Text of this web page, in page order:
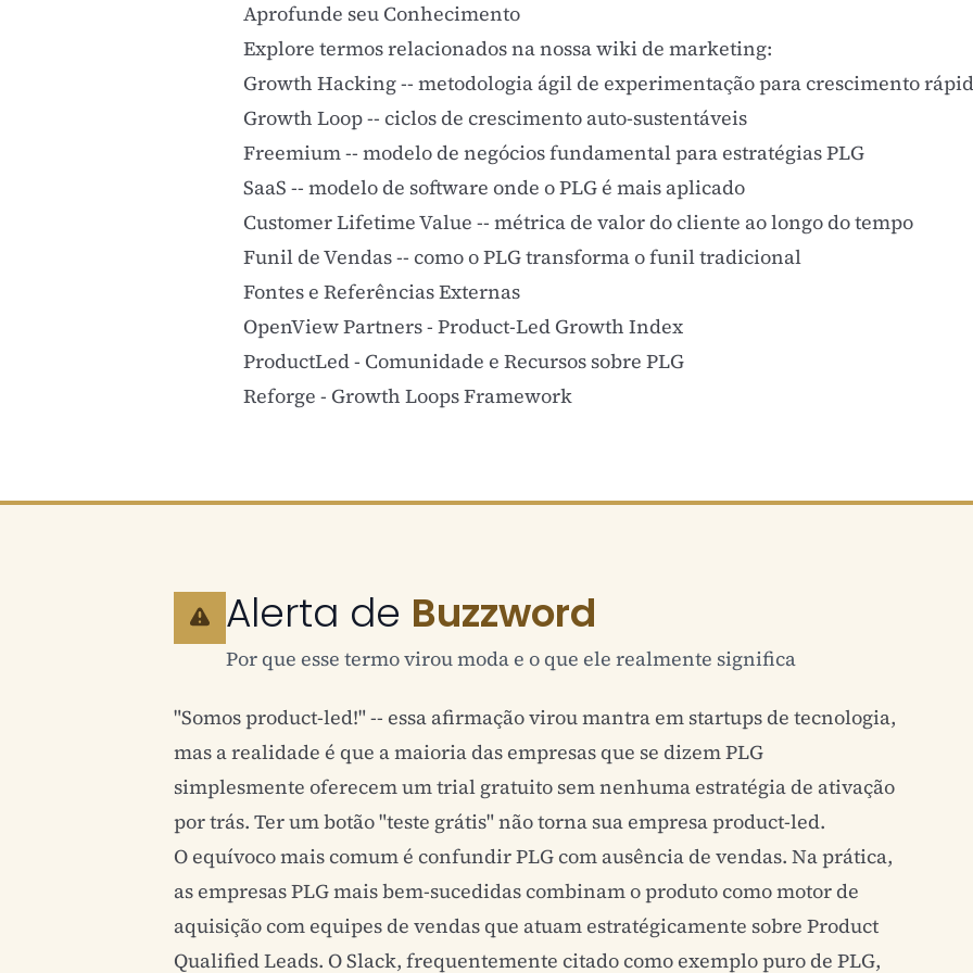
Aprofunde seu Conhecimento
Explore termos relacionados na nossa wiki de marketing:
Growth Hacking-- metodologia ágilde experimentação para crescimento
Growth Loop-- ciclos de crescimento auto-sustentáveis
Freemium-- modelo de negócios fundamental para estratégias PLG
SaaS -- modelo de software onde o PLG é mais aplicado
Customer Lifetime Value -- métrica de valor do cliente ao longo do tempo
Funil de Vendas-- como o PLG transforma o funil tradicional
Fontes e Referências Externas
OpenView Partners - Product-Led Growth Index
ProductLed - Comunidade e Recursos sobre PLG
Reforge - Growth Loops Framework
Alerta de Buzzword
Por que esse termo virou moda e o que ele realmente significa
"Somos product-led!" -- essa afirmação virou mantra em startups de tecnologia,
mas a realidade é que a maioria das empresas que se dizem PLG
simplesmente oferecem um trial gratuito sem nenhuma estratégia de ativação
por trás. Ter um botão "teste grátis" não torna sua empresa product-led.
O equívoco mais comum é confundir PLG com ausência de vendas. Na prática,
as empresas PLG mais bem-sucedidas combinam o produto como motor de
aquisição com equipes de vendas que atuam estratégicamente sobre Product
Qualified Leads. O Slack, frequentemente citado como exemplo puro de PLG,